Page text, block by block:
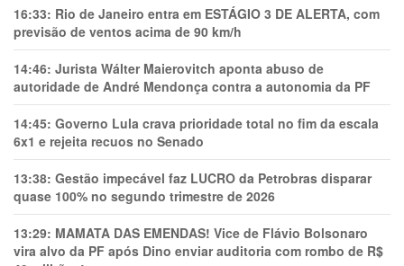
16:33: Rio de Janeiro entra em ESTÁGIO 3 DE ALERTA, com
previsão de ventos acima de 90 km/h
14:46: Jurista Wálter Maierovitch aponta abuso de
autoridade de André Mendonça contra a autonomia da PF
14:45: Governo Lula crava prioridade total no fim da escala
6x1 e rejeita recuos no Senado
13:38: Gestão impecável faz LUCRO da Petrobras disparar
quase 100% no segundo trimestre de 2026
13:29: MAMATA DAS EMENDAS! Vice de Flávio Bolsonaro
vira alvo da PF após Dino enviar auditoria com rombo de R$